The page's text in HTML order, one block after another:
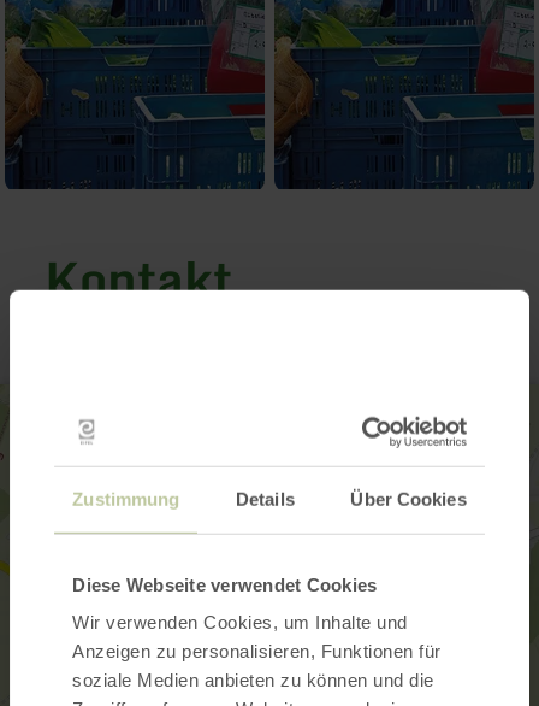
Zustimmung Details Über Cookies
Diese Webseite verwendet Cookies
Wir verwenden Cookies, um Inhalte und
Anzeigen zu personalisieren, Funktionen für
soziale Medien anbieten zu können und die
Kontakt